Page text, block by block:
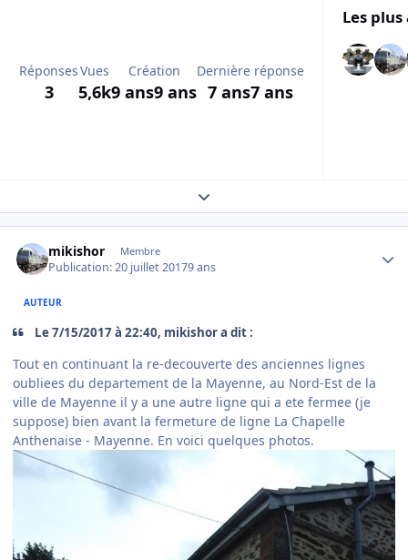
Réponses
3
Vues
5,6k
Création
9 ans9 ans
Dernière réponse
7 ans7 ans
Les
Expand topic overview
mikishor Membre
Publication:20 juillet 20179 ans
AUTEUR
Le 7/15/2017 à 22:40, mikishor a dit :
Tout en continuant la re-decouverte des anciennes lignes
oubliees du departement de la Mayenne, au Nord-Est de la
ville de Mayenne il y a une autre ligne qui a ete fermee (je
suppose) bien avant la fermeture de ligne La Chapelle
Anthenaise - Mayenne. En voici quelques photos.